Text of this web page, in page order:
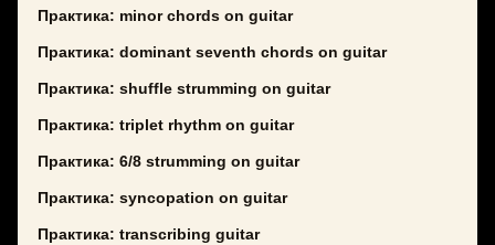
Практика: minor chords on guitar
Практика: dominant seventh chords on guitar
Практика: shuffle strumming on guitar
Практика: triplet rhythm on guitar
Практика: 6/8 strumming on guitar
Практика: syncopation on guitar
Практика: transcribing guitar